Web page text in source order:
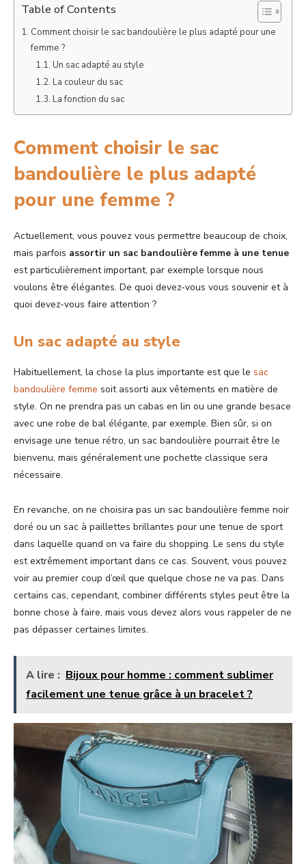
Table of Contents
Comment choisir le sac bandoulière le plus adapté pour une
femme ?
Un sac adapté au style
La couleur du sac
La fonction du sac
Comment choisir le sac
bandoulière le plus adapté
pour une femme ?
Actuellement, vous pouvez vous permettre beaucoup de choix,
mais parfois assortir un sac bandoulière femme à une tenue
est particulièrement important, par exemple lorsque nous
voulons être élégantes. De quoi devez-vous vous souvenir et à
quoi devez-vous faire attention ?
Un sac adapté au style
Habituellement, la chose la plus importante est que le sac
bandoulière femme soit assorti aux vêtements en matière de
style. On ne prendra pas un cabas en lin ou une grande besace
avec une robe de bal élégante, par exemple. Bien sûr, si on
envisage une tenue rétro, un sac bandoulière pourrait être le
bienvenu, mais généralement une pochette classique sera
nécessaire.
En revanche, on ne choisira pas un sac bandoulière femme noir
doré ou un sac à paillettes brillantes pour une tenue de sport
dans laquelle quand on va faire du shopping. Le sens du style
est extrêmement important dans ce cas. Souvent, vous pouvez
voir au premier coup d’œil que quelque chose ne va pas. Dans
certains cas, cependant, combiner différents styles peut être la
bonne chose à faire, mais vous devez alors vous rappeler de ne
pas dépasser certaines limites.
A lire : Bijoux pour homme : comment sublimer
facilement une tenue grâce à un bracelet ?